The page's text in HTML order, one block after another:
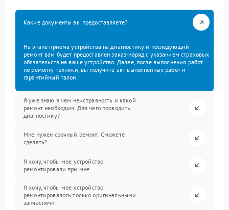
Какие документы вы предоставляете?
На этапе приема устройства на диагностику и последующий
ремонт вам будет предоставлен заказ-наряд с указанием страховых
обязательств на ваше устройство. Далее, после выполнения работ
по ремонту техники, вы получите акт выполненных работ и
гарантийный талон.
Я уже знаю в чем неисправность и какой
ремонт необходим. Для чего проводить
диагностику?
Мне нужен срочный ремонт. Сможете
сделать?
Я хочу, чтобы мое устройство
ремонтировали при мне.
Я хочу, чтобы мое устройство
ремонтировалось только оригинальными
запчастями.